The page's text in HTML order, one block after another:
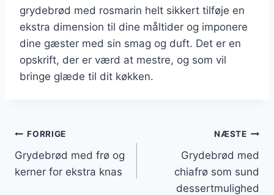
grydebrød med rosmarin helt sikkert tilføje en
ekstra dimension til dine måltider og imponere
dine gæster med sin smag og duft. Det er en
opskrift, der er værd at mestre, og som vil
bringe glæde til dit køkken.
Indlægsnavigation
FORRIGE
Grydebrød med frø og
kerner for ekstra knas
NÆSTE
Grydebrød med
chiafrø som sund
dessertmulighed